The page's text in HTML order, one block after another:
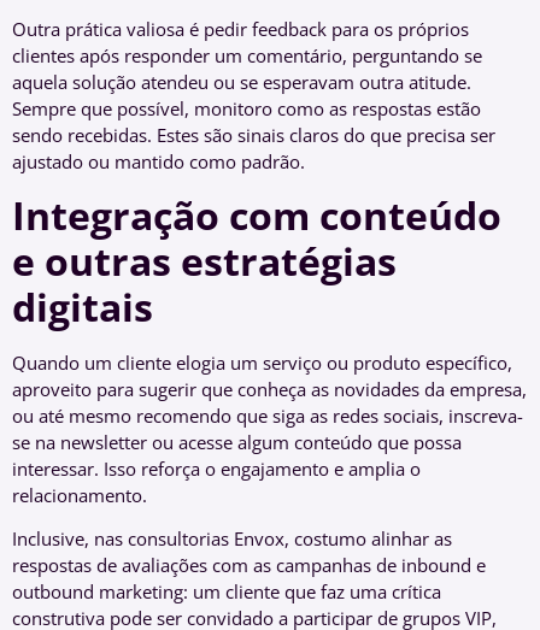
Outra prática valiosa é pedir feedback para os próprios
clientes após responder um comentário, perguntando se
aquela solução atendeu ou se esperavam outra atitude.
Sempre que possível, monitoro como as respostas estão
sendo recebidas. Estes são sinais claros do que precisa ser
ajustado ou mantido como padrão.
Integração com conteúdo
e outras estratégias
digitais
Quando um cliente elogia um serviço ou produto específico,
aproveito para sugerir que conheça as novidades da empresa,
ou até mesmo recomendo que siga as redes sociais, inscreva-
se na newsletter ou acesse algum conteúdo que possa
interessar. Isso reforça o engajamento e amplia o
relacionamento.
Inclusive, nas consultorias Envox, costumo alinhar as
respostas de avaliações com as campanhas de inbound e
outbound marketing: um cliente que faz uma crítica
construtiva pode ser convidado a participar de grupos VIP,